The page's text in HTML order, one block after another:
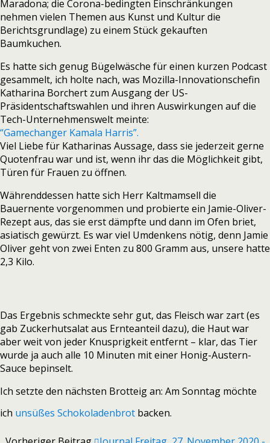
Maradona; die Corona-bedingten Einschränkungen
nehmen vielen Themen aus Kunst und Kultur die
Berichtsgrundlage) zu einem Stück gekauften
Baumkuchen.
Es hatte sich genug Bügelwäsche für einen kurzen Podcast
gesammelt, ich holte nach, was Mozilla-Innovationschefin
Katharina Borchert zum Ausgang der US-
Präsidentschaftswahlen und ihren Auswirkungen auf die
Tech-Unternehmenswelt meinte:
“Gamechanger Kamala Harris”.
Viel Liebe für Katharinas Aussage, dass sie jederzeit gerne
Quotenfrau war und ist, wenn ihr das die Möglichkeit gibt,
Türen für Frauen zu öffnen.
Währenddessen hatte sich Herr Kaltmamsell die
Bauernente vorgenommen und probierte ein Jamie-Oliver-
Rezept aus, das sie erst dämpfte und dann im Ofen briet,
asiatisch gewürzt. Es war viel Umdenkens nötig, denn Jamie
Oliver geht von zwei Enten zu 800 Gramm aus, unsere hatte
2,3 Kilo.
Das Ergebnis schmeckte sehr gut, das Fleisch war zart (es
gab Zuckerhutsalat aus Ernteanteil dazu), die Haut war
aber weit von jeder Knusprigkeit entfernt – klar, das Tier
wurde ja auch alle 10 Minuten mit einer Honig-Austern-
Sauce bepinselt.
Ich setzte den nächsten Brotteig an: Am Sonntag möchte
ich unsüßes Schokoladenbrot backen.